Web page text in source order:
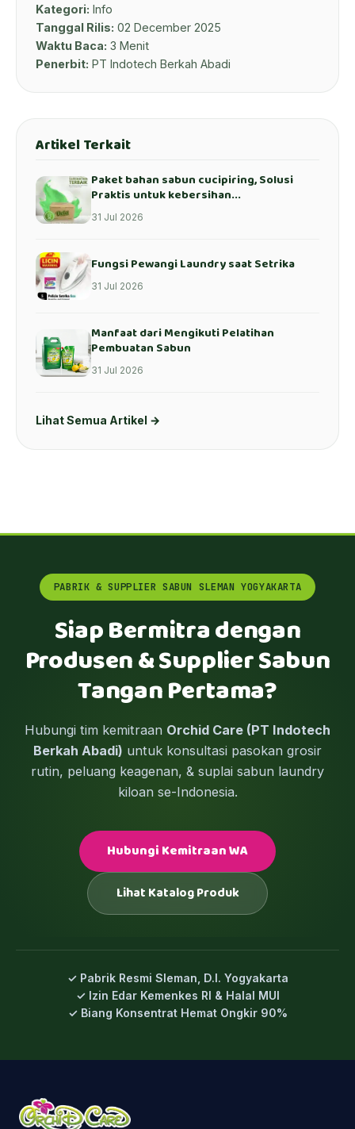
Kategori: Info
Tanggal Rilis: 02 December 2025
Waktu Baca: 3 Menit
Penerbit: PT Indotech Berkah Abadi
Artikel Terkait
Paket bahan sabun cucipiring, Solusi
Praktis untuk kebersihan...
31 Jul 2026
Fungsi Pewangi Laundry saat Setrika
31 Jul 2026
Manfaat dari Mengikuti Pelatihan
Pembuatan Sabun
31 Jul 2026
Lihat Semua Artikel →
PABRIK & SUPPLIER SABUN SLEMAN YOGYAKARTA
Siap Bermitra dengan
Produsen & Supplier Sabun
Tangan Pertama?
Hubungi tim kemitraan Orchid Care (PT Indotech
Berkah Abadi) untuk konsultasi pasokan grosir
rutin, peluang keagenan, & suplai sabun laundry
kiloan se-Indonesia.
Hubungi Kemitraan WA
Lihat Katalog Produk
✓ Pabrik Resmi Sleman, D.I. Yogyakarta
✓ Izin Edar Kemenkes RI & Halal MUI
✓ Biang Konsentrat Hemat Ongkir 90%